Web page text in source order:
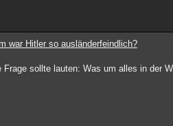
war Hitler so ausländerfeindlich?
Frage sollte lauten: Was um alles in der